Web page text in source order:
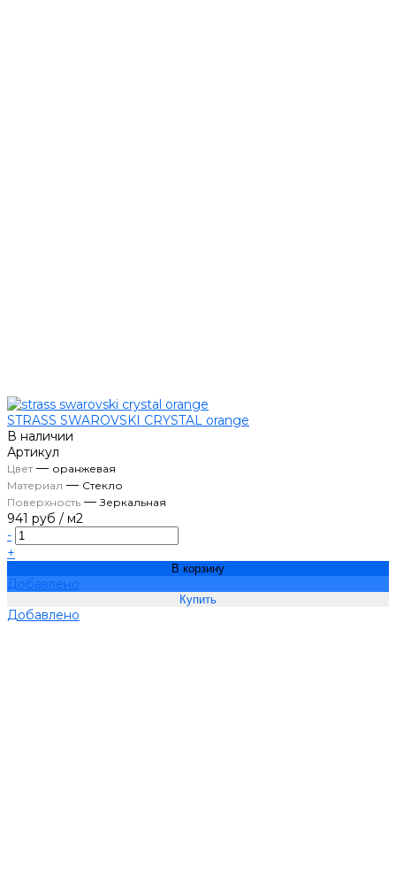
STRASS SWAROVSKI CRYSTAL orange
В наличии
Артикул
Цвет— оранжевая
Материал — Стекло
Поверхность —Зеркальная
941 руб / м2
-
+
В корзину
Добавлено
Добавлено